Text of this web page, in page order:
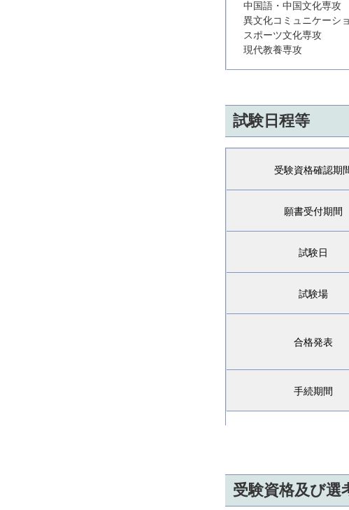
中国語・中国文化専攻
異文化コミュニケーシ
スポーツ文化専攻
現代教養専攻
試験日程等
受験資格確認期
願書受付期間
試験日
試験場
合格発表
手続期間
受験資格及び選